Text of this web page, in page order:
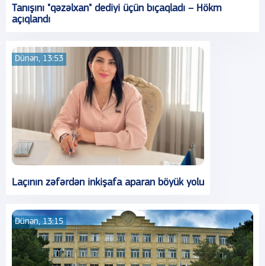
Tanışını "qəzəlxan" dediyi üçün bıçaqladı – Hökm
açıqlandı
Dünən, 13:53
Laçının zəfərdən inkişafa aparan böyük yolu
Dünən, 13:15